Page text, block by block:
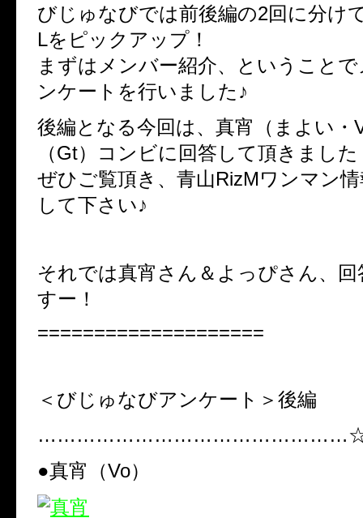
びじゅなびでは前後編の2回に分け
Lをピックアップ！
まずはメンバー紹介、ということ
ンケートを行いました♪
後編となる今回は、真宵（まよい・
（Gt）コンビに回答して頂きました
ぜひご覧頂き、青山RizMワンマン
して下さい♪
それでは真宵さん＆よっぴさん、
すー！
====================
＜びじゅなびアンケート＞後編
●真宵（Vo）